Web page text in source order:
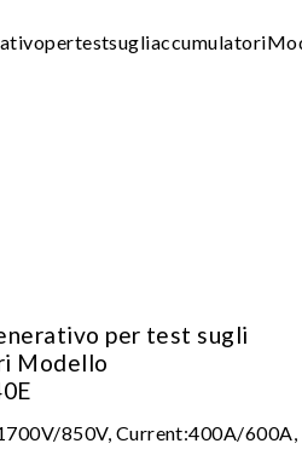
per test sugli
Modello
850V, Current:400A/600A,